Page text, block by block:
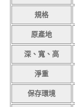
規格
原產地
深、寬、高
淨重
保存環境